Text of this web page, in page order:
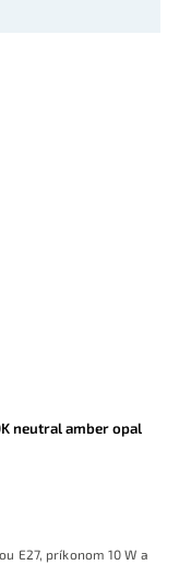
neutral amber opal
E27, príkonom 10 W a